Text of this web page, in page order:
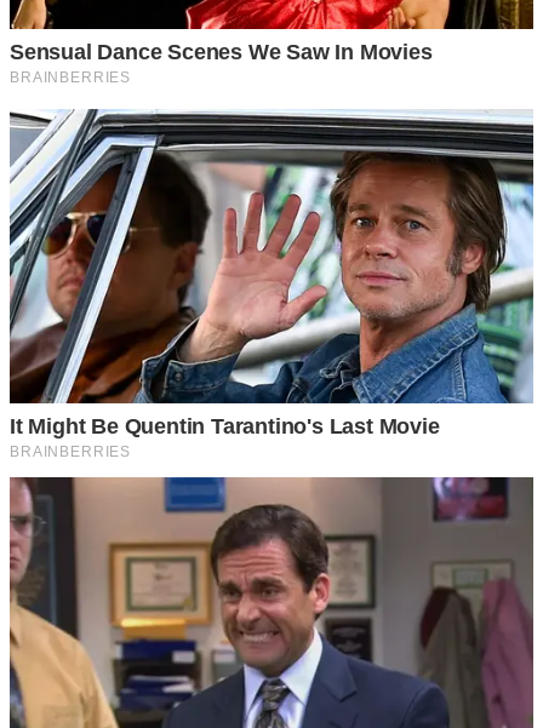
จอดทางชัน ก็ยังเป็นห่วงกลัวรถไหล เป็นต้น การจอดรถที่ถูกวิธี
จึงสำคัญมาก เพื่อไม่ให้เรามัวพะวงจนไม่เป็นอันทำอะไร และ
จอดรถทิ้งไว้ได้อย่ า งสบายใจยิ่งขึ้น
1 ปุ่ม Shift Lock ที่เกียร์